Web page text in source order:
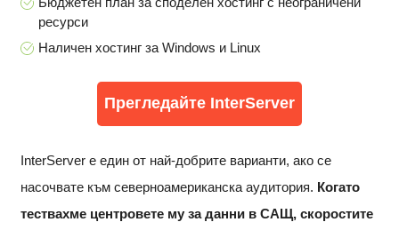
ресурси
Наличен хостинг за Windows и Linux
Прегледайте InterServer
InterServer е един от най-добрите варианти, ако се
насочвате към северноамериканска аудитория. Когато
тествахме центровете му за данни в САЩ, скоростите